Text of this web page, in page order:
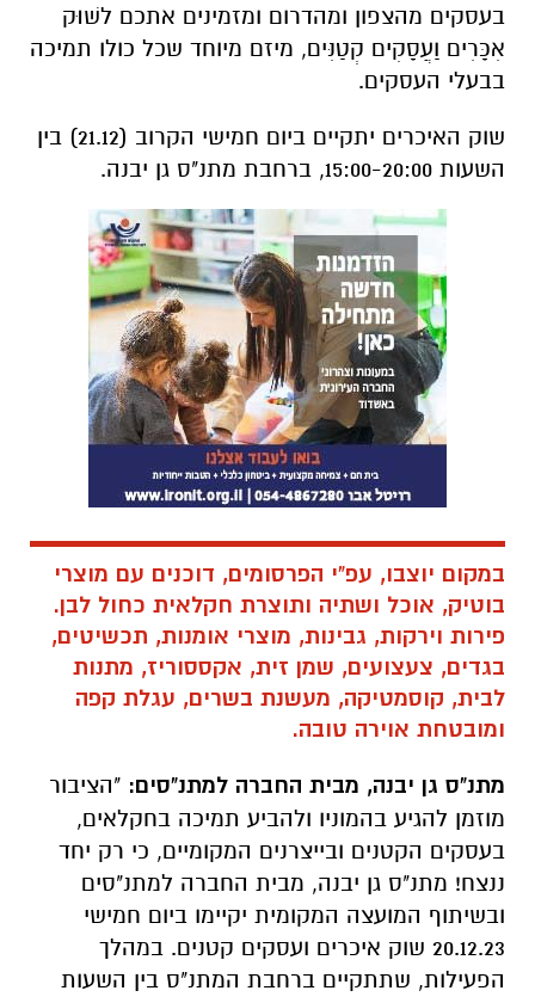
בעסקים מהצפון ומהדרום ומזמינים אתכם לשׁוּק
אִכָּרִים וַעֲסָקִים קְטַנִּים, מיזם מיוחד שכל כולו תמיכה
בבעלי העסקים.
שוק האיכרים יתקיים ביום חמישי הקרוב (21.12) בין
השעות 15:00-20:00, ברחבת מתנ"ס גן יבנה.
במקום יוצבו, עפ"י הפרסומים, דוכנים עם מוצרי
בוטיק, אוכל ושתיה ותוצרת חקלאית כחול לבן.
פירות וירקות, גבינות, מוצרי אומנות, תכשיטים,
בגדים, צעצועים, שמן זית, אקססוריז, מתנות
לבית, קוסמטיקה, מעשנת בשרים, עגלת קפה
ומובטחת אוירה טובה.
מתנ"ס גן יבנה, מבית החברה למתנ"סים: "הציבור
מוזמן להגיע בהמוניו ולהביע תמיכה בחקלאים,
בעסקים הקטנים ובייצרנים המקומיים, כי רק יחד
ננצח! מתנ"ס גן יבנה, מבית החברה למתנ"סים
ובשיתוף המועצה המקומית יקיימו ביום חמישי
20.12.23 שוק איכרים ועסקים קטנים. במהלך
הפעילות, שתתקיים ברחבת המתנ"ס בין השעות